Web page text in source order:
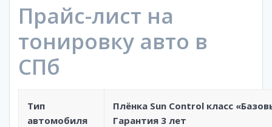
Прайс-лист на
тонировку авто в
СПб
Тип
автомобиля
Плёнка Sun Control класс
Гарантия 3 лет